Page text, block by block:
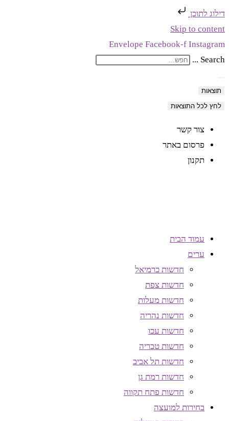
דילוג לתוכן
Skip to content
Envelope Facebook-f Instagram
Search ...
תוצאות
לחץ לכל התוצאות
צור קשר
פרסום באתר
תקנון
עמוד הבית
ערים
חדשות כרמיאל
חדשות צפת
חדשות מעלות
חדשות נהריה
חדשות עכו
חדשות טבריה
חדשות תל אביב
חדשות רמת גן
חדשות פתח תקווה
בחירות למועצה